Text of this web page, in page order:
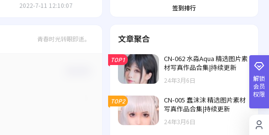
2022-7-11 12:10:07
青春时光转眼即逝。
签到排行
文章聚合
TOP1
CN-062 水淼Aqua 精选图片素
材写真作品合集|持续更新
24年3月6日
TOP2
CN-005 蠢沫沫 精选图片素材
写真作品合集|持续更新
24年3月6日
解锁
会员
权限